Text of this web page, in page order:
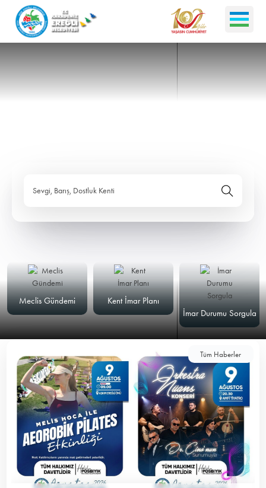
Sevgi, Barış, Dostluk Kenti
Meclis Gündemi
Kent İmar Planı
İmar Durumu Sorgula
Tüm Haberler